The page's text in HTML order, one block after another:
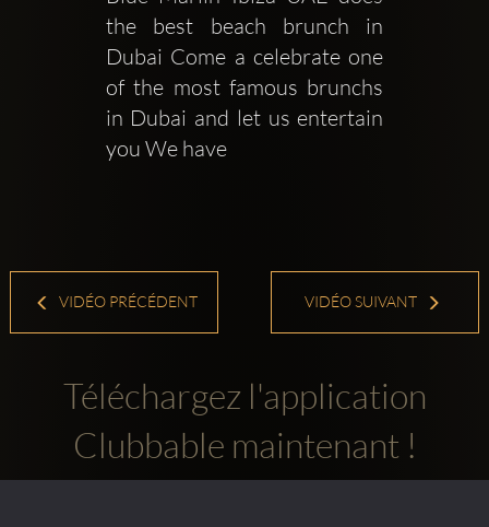
the best beach brunch in
Dubai Come a celebrate one
of the most famous brunchs
in Dubai and let us entertain
you We have
VIDÉO PRÉCÉDENT VIDÉO SUIVANT
Téléchargez l'application
Clubbable maintenant !